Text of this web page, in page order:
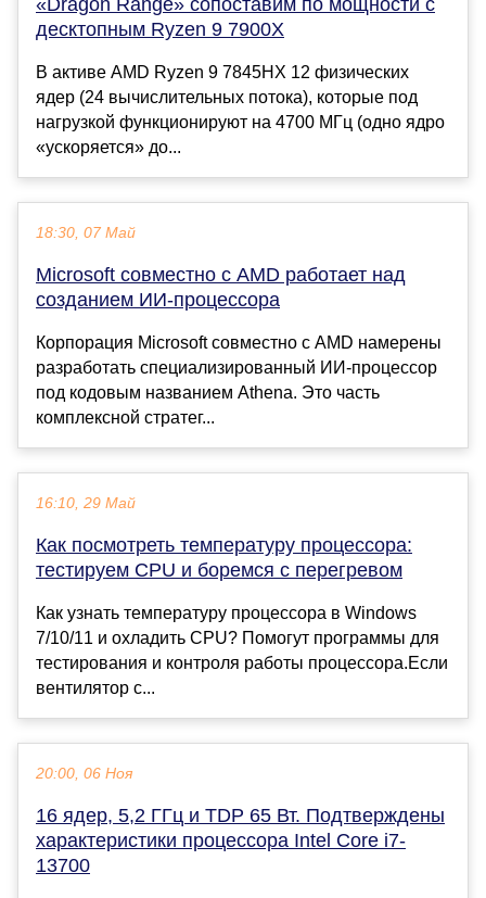
«Dragon Range» сопоставим по мощности с
десктопным Ryzen 9 7900X
В активе AMD Ryzen 9 7845HX 12 физических
ядер (24 вычислительных потока), которые под
нагрузкой функционируют на 4700 МГц (одно ядро
«ускоряется» до...
18:30, 07 Май
Microsoft совместно с AMD работает над
созданием ИИ-процессора
Корпорация Microsoft совместно с AMD намерены
разработать специализированный ИИ-процессор
под кодовым названием Athena. Это часть
комплексной стратег...
16:10, 29 Май
Как посмотреть температуру процессора:
тестируем CPU и боремся с перегревом
Как узнать температуру процессора в Windows
7/10/11 и охладить CPU? Помогут программы для
тестирования и контроля работы процессора.Если
вентилятор с...
20:00, 06 Ноя
16 ядер, 5,2 ГГц и TDP 65 Вт. Подтверждены
характеристики процессора Intel Core i7-
13700